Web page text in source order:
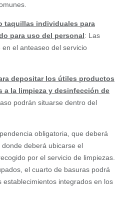
taquillas individuales para
para uso del personal: Las
el anteaseo del servicio
depositar los útiles productos
a la limpieza y desinfección de
podrán situarse dentro del
obligatoria, que deberá
deberá ubicarse el
por el servicio de limpiezas.
el cuarto de basuras podrá
establecimientos integrados en los